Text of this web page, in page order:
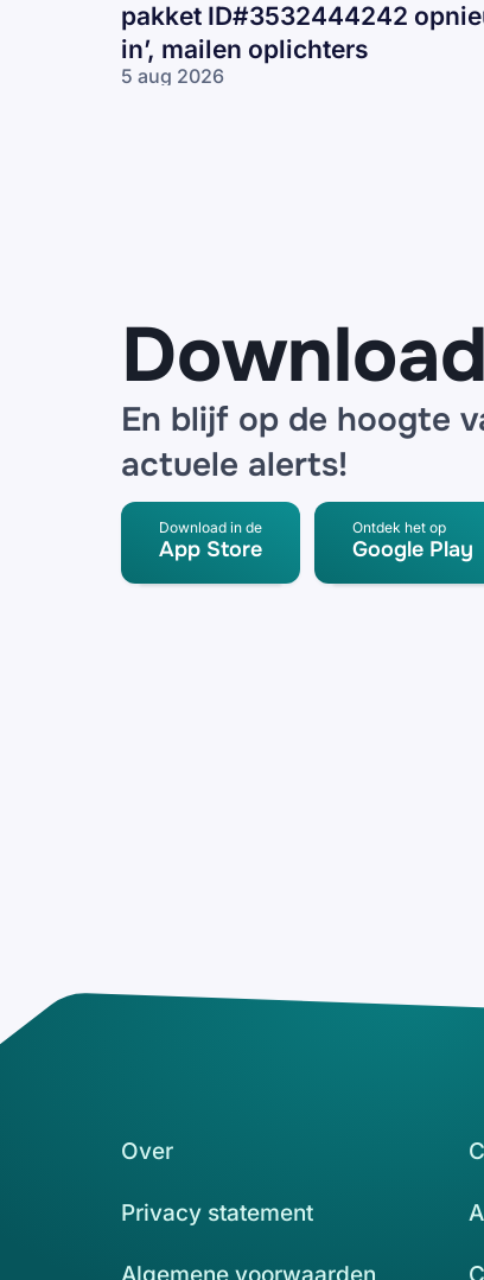
pakket ID#3532444242
in’, mailen oplichters
5 aug 2026
En blijf op de hoogte
actuele alerts!
Download in de
App Store
Ontdek het op
Google Play
Over
Privacy statement